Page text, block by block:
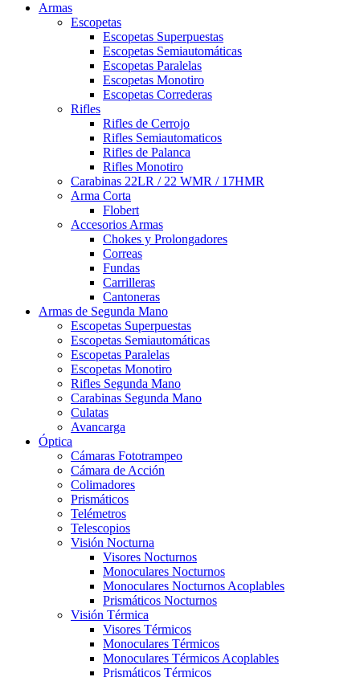
Armas
Escopetas
Escopetas Superpuestas
Escopetas Semiautomáticas
Escopetas Paralelas
Escopetas Monotiro
Escopetas Correderas
Rifles
Rifles de Cerrojo
Rifles Semiautomaticos
Rifles de Palanca
Rifles Monotiro
Carabinas 22LR / 22 WMR / 17HMR
Arma Corta
Flobert
Accesorios Armas
Chokes y Prolongadores
Correas
Fundas
Carrilleras
Cantoneras
Armas de Segunda Mano
Escopetas Superpuestas
Escopetas Semiautomáticas
Escopetas Paralelas
Escopetas Monotiro
Rifles Segunda Mano
Carabinas Segunda Mano
Culatas
Avancarga
Óptica
Cámaras Fototrampeo
Cámara de Acción
Colimadores
Prismáticos
Telémetros
Telescopios
Visión Nocturna
Visores Nocturnos
Monoculares Nocturnos
Monoculares Nocturnos Acoplables
Prismáticos Nocturnos
Visión Térmica
Visores Térmicos
Monoculares Térmicos
Monoculares Térmicos Acoplables
Prismáticos Térmicos